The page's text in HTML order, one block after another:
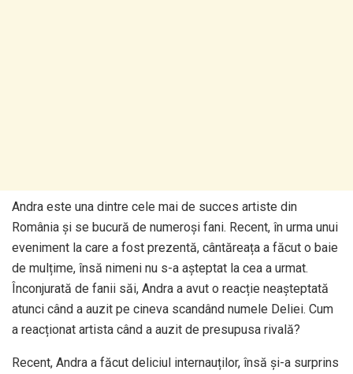
Andra este una dintre cele mai de succes artiste din
România și se bucură de numeroși fani. Recent, în urma unui
eveniment la care a fost prezentă, cântăreața a făcut o baie
de mulțime, însă nimeni nu s-a așteptat la cea a urmat.
Înconjurată de fanii săi, Andra a avut o reacție neașteptată
atunci când a auzit pe cineva scandând numele Deliei. Cum
a reacționat artista când a auzit de presupusa rivală?
Recent, Andra a făcut deliciul internauților, însă și-a surprins